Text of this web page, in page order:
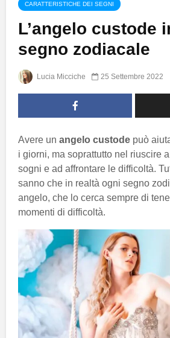
CARATTERISTICHE DEI SEGNI
L’angelo custode
segno zodiacale
Lucia Micciche 25 Settembre 2022
Avere un angelo custode può
i giorni, ma soprattutto nel riuscire
sogni e ad affrontare le difficoltà.
sanno che in realtà ogni segno
angelo, che lo cerca sempre di
momenti di difficoltà.